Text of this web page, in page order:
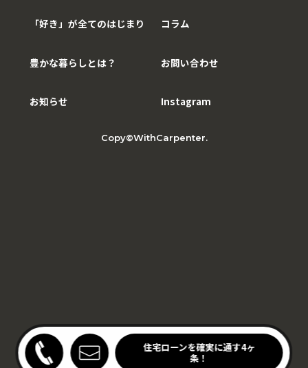
「好き」が全てのはじまり
豊かな暮らしとは？
お知らせ
コラム
お問い合わせ
Instagram
Copy©WithCarpenter.
キッチンの家見学会
開催中！
住宅ローンを確実に通す4ヶ
条！